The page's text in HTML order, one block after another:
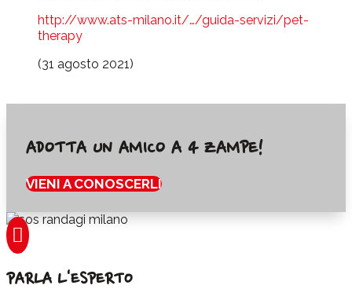
http://www.ats-milano.it/…/guida-servizi/pet-
therapy
(31 agosto 2021)
ADOTTA UN AMICO A 4 ZAMPE!
VIENI A CONOSCERLI

PARLA L'ESPERTO